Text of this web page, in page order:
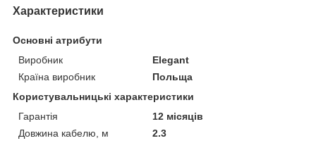
Характеристики
Основні атрибути
Виробник
Elegant
Країна виробник
Польща
Користувальницькі характеристики
Гарантія
12 місяців
Довжина кабелю, м
2.3